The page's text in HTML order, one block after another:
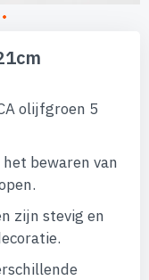
olijfgroen 5
bewaren van
zijn stevig en